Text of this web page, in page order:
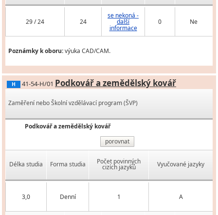
29 / 24 24
se nekoná -
další
informace
0 Ne
Poznámky k oboru:výuka CAD/CAM.
H 41-54-H/01 Podkovář a zemědělský kovář
Zaměření nebo Školní vzdělávací program (ŠVP)
Podkovář a zemědělský kovář
porovnat
Délka studia Forma studia Počet povinných
cizích jazyků Vyučované jazyky
3,0 Denní 1 A